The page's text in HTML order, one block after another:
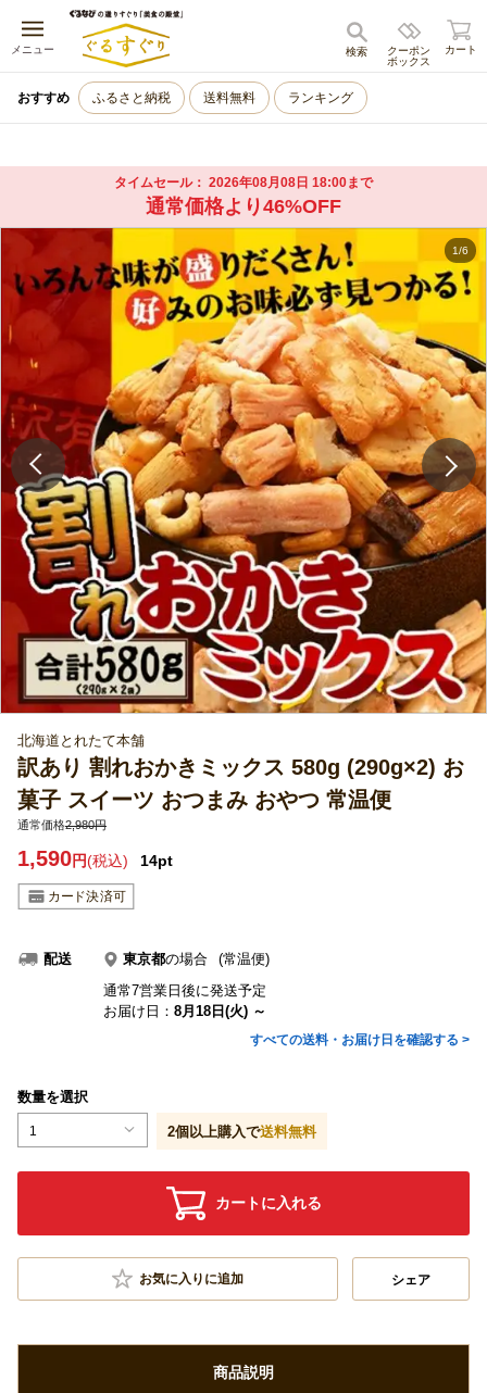
メニュー
キャンセル
クーポン
ボックス
検索 カート
おすすめ ふるさと納税 送料無料 ランキング
タイムセール 2026年08月08日 18:00まで
通常価格より46%OFF
1/6
北海道とれたて本舗
訳あり 割れおかきミックス 580g (290g×2) お
菓子 スイーツ おつまみ おやつ 常温便
通常価格2,980円
1,590円(税込) 14pt
配送 東京都の場合
(常温便)
通常7営業日後に発送予定
お届け日： 8月18日(火) ～
すべての送料・お届け日を確認する >
数量を選択
1 2個以上購入で送料無料
カートに入れる
お気に入りに追加 シェア
商品説明